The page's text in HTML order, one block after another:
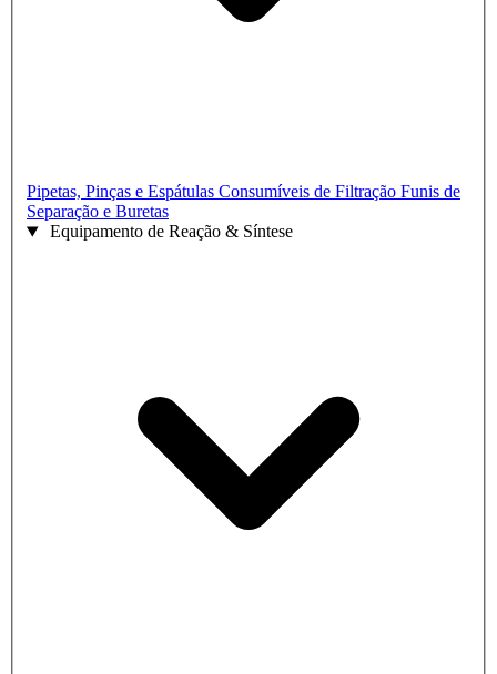
Pipetas, Pinças e Espátulas Consumíveis de Filtração Funis de
Separação e Buretas
Equipamento de Reação & Síntese